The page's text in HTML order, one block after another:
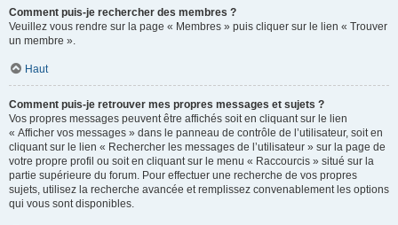
Comment puis-je rechercher des membres ?
Veuillez vous rendre sur la page « Membres » puis cliquer sur le lien « Trouver
un membre ».
Haut
Comment puis-je retrouver mes propres messages et sujets ?
Vos propres messages peuvent être affichés soit en cliquant sur le lien
« Afficher vos messages » dans le panneau de contrôle de l’utilisateur, soit en
cliquant sur le lien « Rechercher les messages de l’utilisateur » sur la page de
votre propre profil ou soit en cliquant sur le menu « Raccourcis » situé sur la
partie supérieure du forum. Pour effectuer une recherche de vos propres
sujets, utilisez la recherche avancée et remplissez convenablement les options
qui vous sont disponibles.